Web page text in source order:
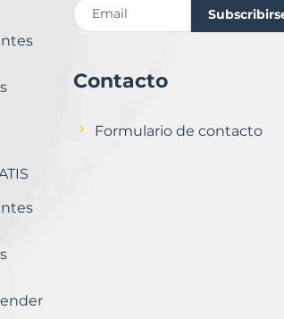
Contacto
Formulario de contacto